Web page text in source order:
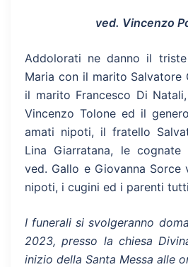
ved. Vincenzo
Addolorati ne danno il
Maria con il marito Salvatore
il marito Francesco Di
Vincenzo Tolone ed il
amati nipoti, il fratello
Lina Giarratana, le cognate
ved. Gallo e Giovanna Sorce
nipoti, i cugini ed i parenti
I funerali si svolgeranno
2023, presso la chiesa
inizio della Santa Messa alle